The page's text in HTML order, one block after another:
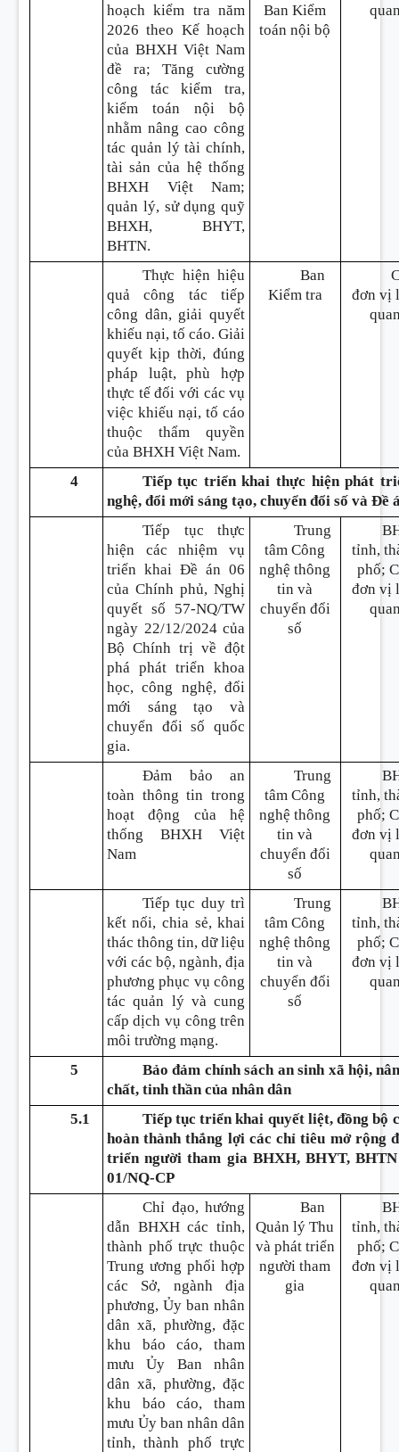
hoạch kiểm tra năm
2026 theo Kế hoạch
của BHXH Việt Nam
đề ra; Tăng cường
công tác kiểm tra,
kiểm toán nội bộ
nhằm nâng cao công
tác quản lý tài chính,
tài sản của hệ thống
BHXH Việt Nam;
quản lý, sử dụng quỹ
BHXH, BHYT,
BHTN.
Ban Kiểm
toán nội bộ
Thực hiện hiệu
quả công tác tiếp
công dân, giải quyết
khiếu nại, tố cáo. Giải
quyết kịp thời, đúng
pháp luật, phù hợp
thực tế đối với các vụ
việc khiếu nại, tố cáo
thuộc thẩm quyền
của BHXH Việt Nam.
Ban
Kiểm tra
đơn vị
4
Tiếp tục triển khai thực hiện phát
nghệ, đổi mới sáng tạo, chuyển đổi số và Đề
Tiếp tục thực
hiện các nhiệm vụ
triển khai Đề án 06
của Chính phủ, Nghị
quyết số 57-NQ/TW
ngày 22/12/2024 của
Bộ Chính trị về đột
phá phát triển khoa
học, công nghệ, đổi
mới sáng tạo và
chuyển đổi số quốc
gia.
Trung
tâm Công
nghệ thông
tin và
chuyển đổi
số
tỉnh,
phố;
đơn vị
Đảm bảo an
toàn thông tin trong
hoạt động của hệ
thống BHXH Việt
Nam
Trung
tâm Công
nghệ thông
tin và
chuyển đổi
số
tỉnh,
phố;
đơn vị
Tiếp tục duy trì
kết nối, chia sẻ, khai
thác thông tin, dữ liệu
với các bộ, ngành, địa
phương phục vụ công
tác quản lý và cung
cấp dịch vụ công trên
môi trường mạng.
Trung
tâm Công
nghệ thông
tin và
chuyển đổi
số
tỉnh,
phố;
đơn vị
5
Bảo đảm chính sách an sinh xã hội,
chất, tinh thần của nhân dân
5.1
Tiếp tục triển khai quyết liệt, đồng bộ
hoàn thành thắng lợi các chỉ tiêu mở rộng
triển người tham gia BHXH, BHYT,
01/NQ-CP
Chỉ đạo, hướng
dẫn BHXH các tỉnh,
thành phố trực thuộc
Trung ương phối hợp
các Sở, ngành địa
phương, Ủy ban nhân
dân xã, phường, đặc
khu báo cáo, tham
mưu Ủy Ban nhân
dân xã, phường, đặc
khu báo cáo, tham
mưu Ủy ban nhân dân
tỉnh, thành phố trực
Ban
Quản lý Thu
và phát triển
người tham
gia
tỉnh,
phố;
đơn vị